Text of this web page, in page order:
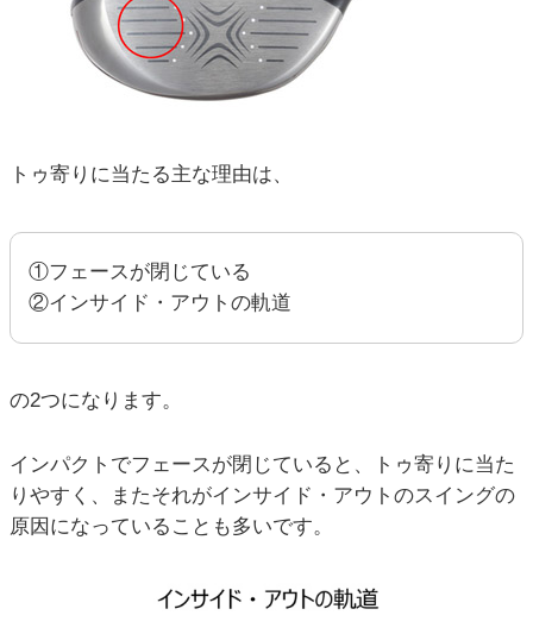
トゥ寄りに当たる主な理由は、
①フェースが閉じている
②インサイド・アウトの軌道
の2つになります。
インパクトでフェースが閉じていると、トゥ寄りに当た
りやすく、またそれがインサイド・アウトのスイングの
原因になっていることも多いです。